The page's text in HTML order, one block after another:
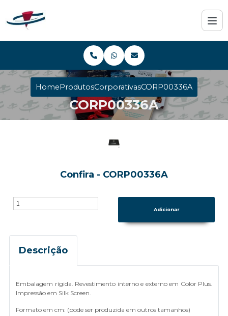
HomeProdutosCorporativasCORP00336A
CORP00336A
Confira - CORP00336A
Descrição
Embalagem rígida. Revestimento interno e externo em Color Plus.
Impressão em Silk Screen.
Formato em cm: (pode ser produzida em outros tamanhos)